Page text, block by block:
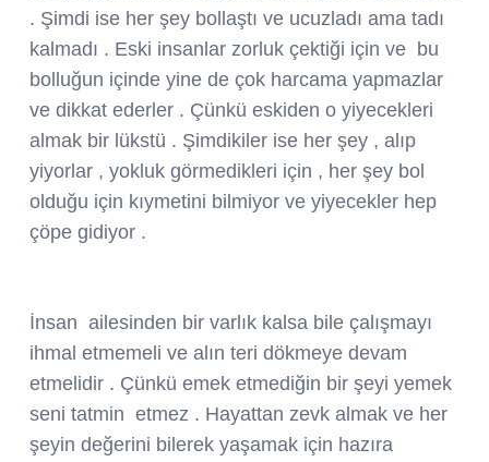
. Şimdi ise her şey bollaştı ve ucuzladı ama tadı
kalmadı . Eski insanlar zorluk çektiği için ve bu
bolluğun içinde yine de çok harcama yapmazlar
ve dikkat ederler . Çünkü eskiden o yiyecekleri
almak bir lükstü . Şimdikiler ise her şey , alıp
yiyorlar , yokluk görmedikleri için , her şey bol
olduğu için kıymetini bilmiyor ve yiyecekler hep
çöpe gidiyor .
İnsan ailesinden bir varlık kalsa bile çalışmayı
ihmal etmemeli ve alın teri dökmeye devam
etmelidir . Çünkü emek etmediğin bir şeyi yemek
seni tatmin etmez . Hayattan zevk almak ve her
şeyin değerini bilerek yaşamak için hazıra